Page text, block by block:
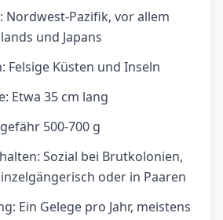
Nordwest-Pazifik, vor allem
und Japans
Felsige Küsten und Inseln
Etwa 35 cm lang
500-700 g
Sozial bei Brutkolonien,
oder in Paaren
Ein Gelege pro Jahr, meistens